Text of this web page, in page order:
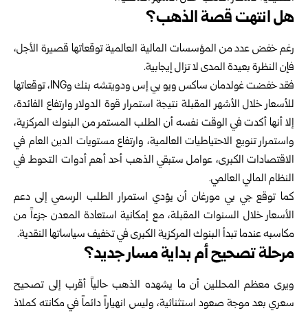
هل انتهت قصة الذهب؟
رغم خفض عدد من المؤسسات المالية العالمية توقعاتها قصيرة الأجل،
فإن النظرة بعيدة المدى لا تزال إيجابية.
فقد خفضت غولدمان ساكس ويو بي إس ودويتشه بنك وING، توقعاتها
للأسعار خلال الأشهر المقبلة نتيجة استمرار قوة الدولار وارتفاع الفائدة،
إلا أنها أكدت في الوقت نفسه أن الطلب المستمر من البنوك المركزية،
واستمرار تنويع الاحتياطيات العالمية، وارتفاع مستويات الدين العام في
الاقتصادات الكبرى، عوامل ستبقي الذهب أحد أهم أدوات التحوط في
النظام المالي العالمي.
كما توقع جي بي مورغان أن يؤدي استمرار الطلب الرسمي إلى دعم
الأسعار خلال السنوات المقبلة، مع إمكانية استعادة المعدن جزءاً من
مكاسبه عندما تبدأ البنوك المركزية الكبرى في تخفيف سياساتها النقدية.
مرحلة تصحيح أم بداية مسار جديد؟
ويرى معظم المحللين أن ما يشهده الذهب حالياً أقرب إلى تصحيح
سعري بعد موجة صعود استثنائية، وليس انهياراً دائماً في مكانته كملاذ